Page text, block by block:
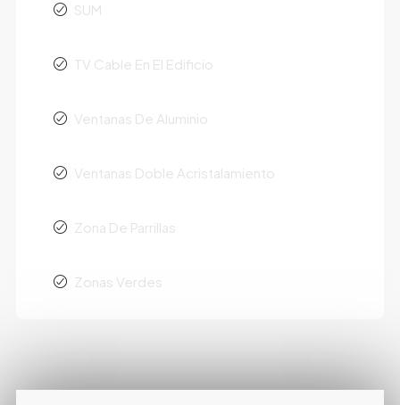
SUM
TV Cable En El Edificio
Ventanas De Aluminio
Ventanas Doble Acristalamiento
Zona De Parrillas
Zonas Verdes